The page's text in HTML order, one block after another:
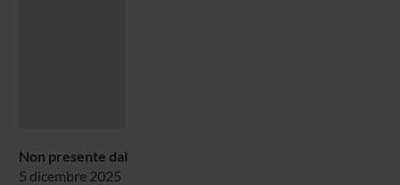
Non presente dal
5 dicembre 2025